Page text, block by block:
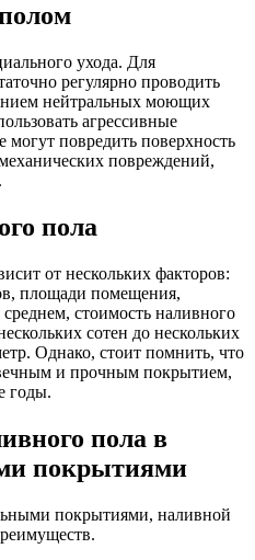
ухода. Для
регулярно проводить
нейтральных моющих
агрессивные
могут повредить поверхность
повреждений,
пола
от нескольких факторов:
площади помещения,
стоимость наливного
сотен до нескольких
Однако, стоит помнить, что
и прочным покрытием,
годы.
пола в
покрытиями
покрытиями, наливной